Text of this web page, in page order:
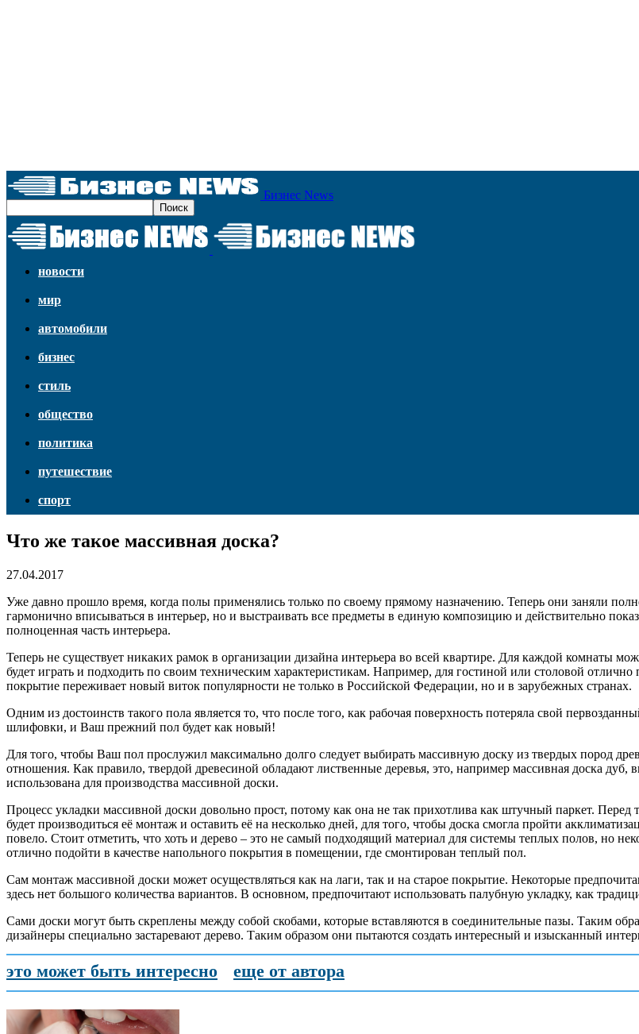
Бизнес News
новости
мир
автомобили
бизнес
стиль
общество
политика
путешествие
спорт
Что же такое массивная доска?
27.04.2017
Уже давно прошло время, когда полы применялись только по своему прямому назначению. Теперь они заняли
гармонично вписываться в интерьер, но и выстраивать все предметы в единую композицию и действительно
полноценная часть интерьера.
Теперь не существует никаких рамок в организации дизайна интерьера во всей квартире. Для каждой комнаты
будет играть и подходить по своим техническим характеристикам. Например, для гостиной или столовой
покрытие переживает новый виток популярности не только в Российской Федерации, но и в зарубежных странах.
Одним из достоинств такого пола является то, что после того, как рабочая поверхность потеряла свой
шлифовки, и Ваш прежний пол будет как новый!
Для того, чтобы Ваш пол прослужил максимально долго следует выбирать массивную доску из твердых пород
отношения. Как правило, твердой древесиной обладают лиственные деревья, это, например массивная доска
использована для производства массивной доски.
Процесс укладки массивной доски довольно прост, потому как она не так прихотлива как штучный паркет.
будет производиться её монтаж и оставить её на несколько дней, для того, чтобы доска смогла пройти
повело. Стоит отметить, что хоть и дерево – это не самый подходящий материал для системы теплых полов, но
отлично подойти в качестве напольного покрытия в помещении, где смонтирован теплый пол.
Сам монтаж массивной доски может осуществляться как на лаги, так и на старое покрытие. Некоторые
здесь нет большого количества вариантов. В основном, предпочитают использовать палубную укладку, как
Сами доски могут быть скреплены между собой скобами, которые вставляются в соединительные пазы. Таким
дизайнеры специально застаревают дерево. Таким образом они пытаются создать интересный и изысканный
это может быть интересно еще от автора